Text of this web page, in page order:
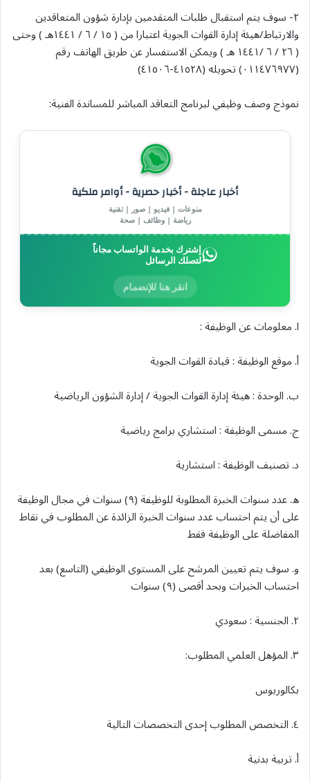
۲- سوف يتم استقبال طلبات المتقدمين بإدارة شؤون المتعاقدين
والارتباط/هيئة إدارة القوات الجوية اعتبارا من ( ١٥ / ٦ / ١٤٤١هـ ) وحتى
( ٢٦ / ٦ /١٤٤١ هـ ) ويمكن الاستفسار عن طريق الهاتف رقم
(٠١١٤٧٦٩٧٧) تحويله (٤١٥٢٨-٤١٥٠٦)
نموذج وصف وظيفي لبرنامج التعاقد المباشر للمساندة الفنية:
أخبار عاجلة - أخبار حصرية - أوامر ملكية
منوعات | فيديو | صور | تقنية
رياضة | وظائف | صحة
إشترك بخدمة الواتساب مجاناً
لتصلك الرسائل
انقر هنا للإنضمام
ا. معلومات عن الوظيفة :
أ. موقع الوظيفة : قيادة القوات الجوية
ب. الوحدة : هيئة إدارة القوات الجوية / إدارة الشؤون الرياضية
ج. مسمى الوظيفة : استشاري برامج رياضية
د. تصنيف الوظيفة : استشارية
ه. عدد سنوات الخبرة المطلوبة للوظيفة (۹) سنوات في مجال الوظيفة
على أن يتم احتساب عدد سنوات الخبرة الزائدة عن المطلوب في نقاط
المفاضلة على الوظيفة فقط
و. سوف يتم تعيين المرشح على المستوى الوظيفي (التاسع) بعد
احتساب الخبرات وبحد أقصى (٩) سنوات
٢. الجنسية : سعودي
٣. المؤهل العلمي المطلوب:
بكالوريوس
٤. التخصص المطلوب إحدى التخصصات التالية
أ. تربية بدنية